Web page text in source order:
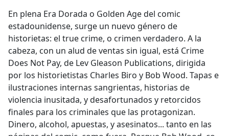
En plena Era Dorada o Golden Age del comic
estadounidense, surge un nuevo género de
historietas: el true crime, o crimen verdadero. A la
cabeza, con un alud de ventas sin igual, está Crime
Does Not Pay, de Lev Gleason Publications, dirigida
por los historietistas Charles Biro y Bob Wood. Tapas e
ilustraciones internas sangrientas, historias de
violencia inusitada, y desafortunados y retorcidos
finales para los criminales que las protagonizan.
Dinero, alcohol, apuestas, y asesinatos... tanto en las